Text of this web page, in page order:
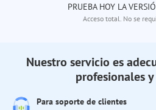
PRUEBA HOY LA
Acceso total. No se
Nuestro servicio es
profesionales
Para soporte de clientes